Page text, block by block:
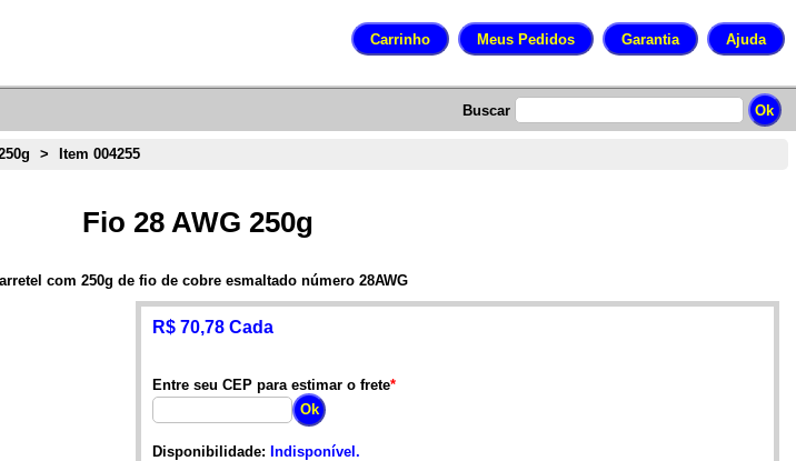
Buscar
> Item 004255
Fio 28 AWG 250g
com 250g de fio de cobre esmaltado número 28AWG
R$ 70,78 Cada
Entre seu CEP para estimar o frete*
Disponibilidade: Indisponível.